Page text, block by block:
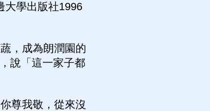
大學出版社1996
，成為朗潤園的
說「這一家子都
尊我敬，從來沒